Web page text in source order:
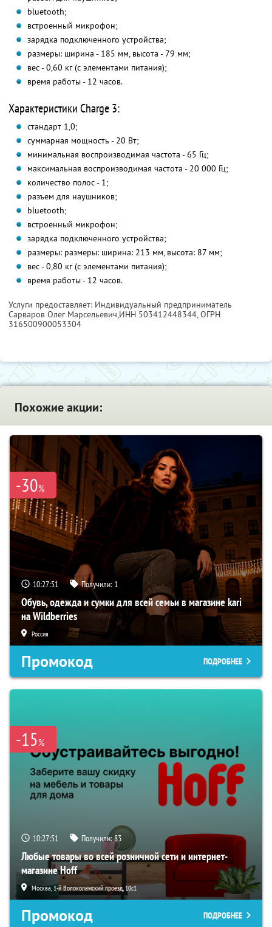
bluetooth;
встроенный микрофон;
зарядка подключенного устройства;
размеры: ширина - 185 мм, высота - 79 мм;
вес - 0,60 кг (с элементами питания);
время работы - 12 часов.
Характеристики Charge 3:
стандарт 1,0;
суммарная мощность - 20 Вт;
минимальная воспроизводимая частота - 65 Гц;
максимальная воспроизводимая частота - 20 000 Гц;
количество полос - 1;
разъем для наушников;
bluetooth;
встроенный микрофон;
зарядка подключенного устройства;
размеры: размеры: ширина: 213 мм, высота: 87 мм;
вес - 0,80 кг (с элементами питания);
время работы - 12 часов.
Услуги предоставляет: Индивидуальный предприниматель
Сарваров Олег Марсельевич,ИНН 503412448344, ОГРН
316500900053304
Похожие акции:
-30%
10:27:50 Получили: 1
Обувь, одежда и сумки для всей семьи в магазине kari
на Wildberries
Россия
Промокод ПОДРОБНЕЕ
-15%
10:27:50 Получили:83
Любые товары во всей розничной сети и интернет-
магазине Hoff
Москва, 1-й Волоколамский проезд, 10с1
Промокод ПОДРОБНЕЕ